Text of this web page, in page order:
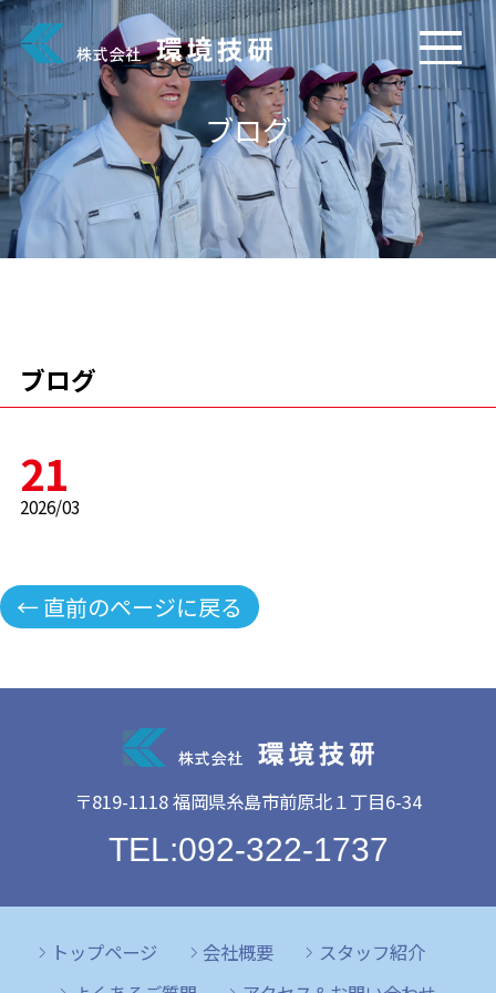
ブログ
ブログ
21
2026/03
← 直前のページに戻る
〒819-1118 福岡県糸島市前原北１丁目6-34
TEL:092-322-1737
トップページ 会社概要
スタッフ紹介